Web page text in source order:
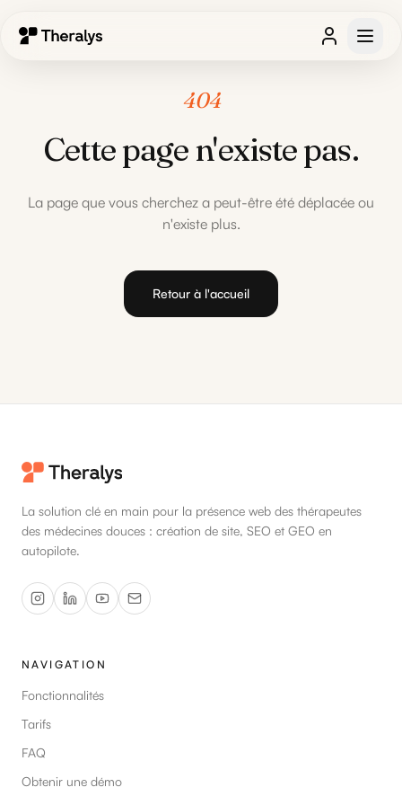
404
Cette page n'existe pas.
La page que vous cherchez a peut-être été déplacée ou
n'existe plus.
Retour à l'accueil
La solution clé en main pour la présence web des thérapeutes
des médecines douces : création de site, SEO et GEO en
autopilote.
NAVIGATION
Fonctionnalités
Tarifs
FAQ
Obtenir une démo